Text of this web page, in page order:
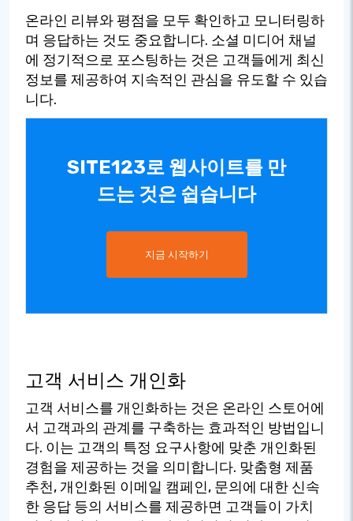
온라인 리뷰와 평점을 모두 확인하고 모니터링하
며 응답하는 것도 중요합니다. 소셜 미디어 채널
에 정기적으로 포스팅하는 것은 고객들에게 최신
정보를 제공하여 지속적인 관심을 유도할 수 있습
니다.
SITE123로 웹사이트를 만
드는 것은 쉽습니다
지금 시작하기
고객 서비스 개인화
고객 서비스를 개인화하는 것은 온라인 스토어에
서 고객과의 관계를 구축하는 효과적인 방법입니
다. 이는 고객의 특정 요구사항에 맞춘 개인화된
경험을 제공하는 것을 의미합니다. 맞춤형 제품
추천, 개인화된 이메일 캠페인, 문의에 대한 신속
한 응답 등의 서비스를 제공하면 고객들이 가치